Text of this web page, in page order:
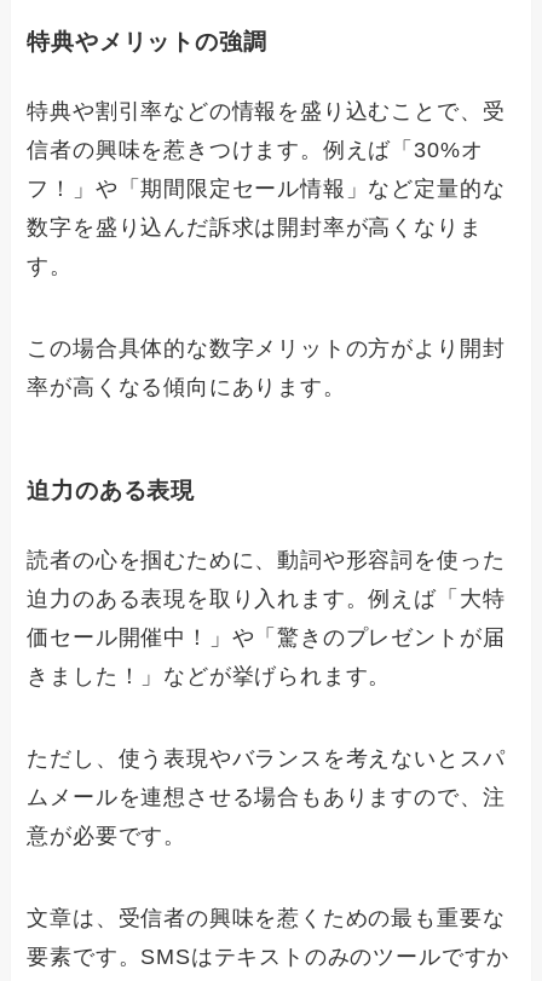
特典やメリットの強調
特典や割引率などの情報を盛り込むことで、受
信者の興味を惹きつけます。例えば「30%オ
フ！」や「期間限定セール情報」など定量的な
数字を盛り込んだ訴求は開封率が高くなりま
す。
この場合具体的な数字メリットの方がより開封
率が高くなる傾向にあります。
迫力のある表現
読者の心を掴むために、動詞や形容詞を使った
迫力のある表現を取り入れます。例えば「大特
価セール開催中！」や「驚きのプレゼントが届
きました！」などが挙げられます。
ただし、使う表現やバランスを考えないとスパ
ムメールを連想させる場合もありますので、注
意が必要です。
文章は、受信者の興味を惹くための最も重要な
要素です。SMSはテキストのみのツールですか